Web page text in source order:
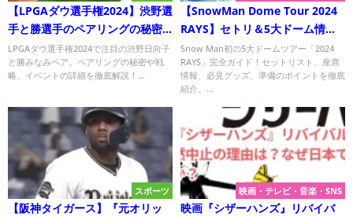
【LPGAダウ選手権2024】渋野選
手と勝選手のペアリングの秘密
と選手たちの戦略は？
LPGAダウ選手権2024で注目の渋野日向子
と勝みなみペア。ペアリングの秘密や戦
略、イベントの詳細を徹底解説！...
【SnowMan Dome Tour 2024
RAYS】セトリ＆5大ドーム情報
完全ガイド！
Snow Man初の5大ドームツアー「2024
RAYS」完全ガイド！セットリスト、座席
情報、必見グッズ、準備のポイントを徹底
紹介。...
スポーツ
【阪神タイガース】『元オリッ
映画・テレビ・音楽・SNS
映画『シザーハンズ』リバイバ